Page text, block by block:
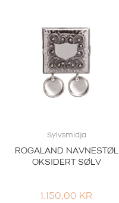
Sylvsmidja
ROGALAND NAVNESTØL
OKSIDERT SØLV
1.150,00 KR